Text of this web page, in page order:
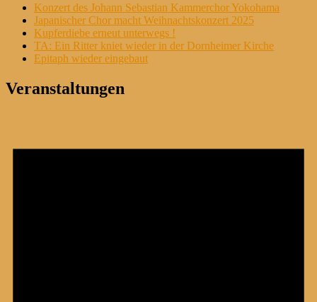
Konzert des Johann Sebastian Kammerchor Yokohama
Japanischer Chor macht Weihnachtskonzert 2025
Kupferdiebe erneut unterwegs !
TA: Ein Ritter kniet wieder in der Dornheimer Kirche
Epitaph wieder eingebaut
Veranstaltungen